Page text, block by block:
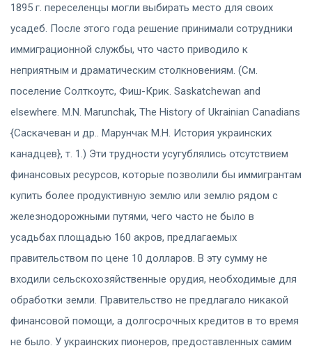
1895 г. переселенцы могли выбирать место для своих
усадеб. После этого года решение принимали сотрудники
иммиграционной службы, что часто приводило к
неприятным и драматическим столкновениям. (См.
поселение Солткоутс, Фиш-Крик. Saskatchewan and
elsewhere. M.N. Marunchak, The History of Ukrainian Canadians
{Саскачеван и др.. Марунчак М.Н. История украинских
канадцев}, т. 1.) Эти трудности усугублялись отсутствием
финансовых ресурсов, которые позволили бы иммигрантам
купить более продуктивную землю или землю рядом с
железнодорожными путями, чего часто не было в
усадьбах площадью 160 акров, предлагаемых
правительством по цене 10 долларов. В эту сумму не
входили сельскохозяйственные орудия, необходимые для
обработки земли. Правительство не предлагало никакой
финансовой помощи, а долгосрочных кредитов в то время
не было. У украинских пионеров, предоставленных самим